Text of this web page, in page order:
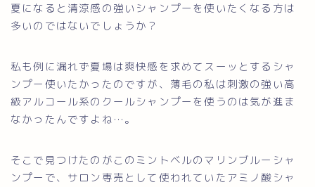
夏になると清涼感の強いシャンプーを使いたくなる方は
多いのではないでしょうか？
私も例に漏れず夏場は爽快感を求めてスーッとするシャ
ンプー使いたかったのですが、薄毛の私は刺激の強い高
級アルコール系のクールシャンプーを使うのは気が進ま
なかったんですよね…。
そこで見つけたのがこのミントベルのマリンブルーシャ
ンプーで、サロン専売として使われていたアミノ酸シャ